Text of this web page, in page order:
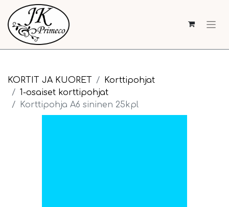
KORTIT JA KUORET
Korttipohjat
1-osaiset korttipohjat
Korttipohja A6 sininen 25kpl